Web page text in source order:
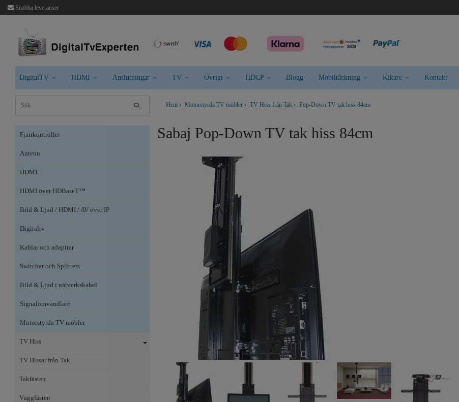
Snabba leveranser
DigitalTV HDMI Anslutningar TV Övrigt HDCP Blogg Mobiltäckning Kikare Kontakt
Fjärrkontroller
Antenn
HDMI
HDMI över HDBaseT™
Bild & Ljud / HDMI / AV över IP
Digitaltv
Kablar och adaptrar
Switchar och Splitters
Bild & Ljud i nätverkskabel
Signalomvandlare
Motorstyrda TV möbler
TV Hiss
TV Hissar från Tak
Takfästen
Väggfästen
Hem › Motorstyrda TV möbler › TV Hiss från Tak › Pop-Down TV tak hiss 84cm
Sabaj Pop-Down TV tak hiss 84cm